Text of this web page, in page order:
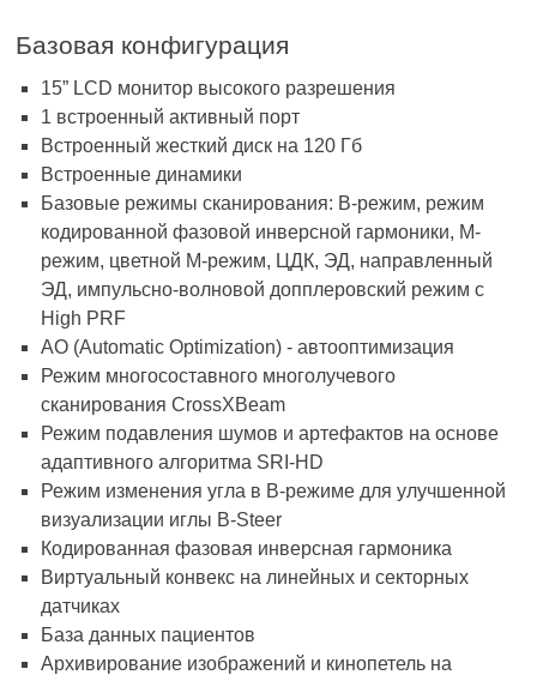
Базовая конфигурация
15” LCD монитор высокого разрешения
1 встроенный активный порт
Встроенный жесткий диск на 120 Гб
Встроенные динамики
Базовые режимы сканирования: B-режим, режим
кодированной фазовой инверсной гармоники, M-
режим, цветной M-режим, ЦДК, ЭД, направленный
ЭД, импульсно-волновой допплеровский режим с
High PRF
AO (Automatic Optimization) - автооптимизация
Режим многосоставного многолучевого
сканирования CrossXBeam
Режим подавления шумов и артефактов на основе
адаптивного алгоритма SRI-HD
Режим изменения угла в В-режиме для улучшенной
визуализации иглы B-Steer
Кодированная фазовая инверсная гармоника
Виртуальный конвекс на линейных и секторных
датчиках
База данных пациентов
Архивирование изображений и кинопетель на